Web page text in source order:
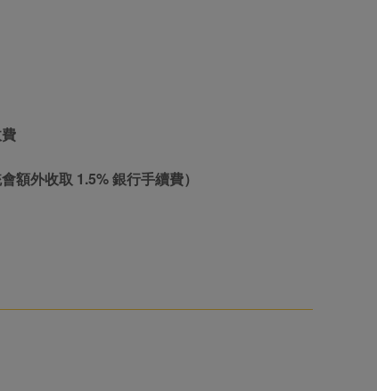
額外收取 1.5% 銀行手續費）